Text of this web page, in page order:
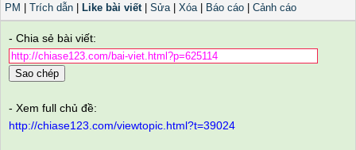
PM
Trích dẫn Like bài viết| Sửa| Xóa| Báo cáo Cảnh cáo
- Chia sẻ bài viết:
Sao chép
- Xem full chủ đề:
http://chiase123.com/viewtopic.html?t=39024